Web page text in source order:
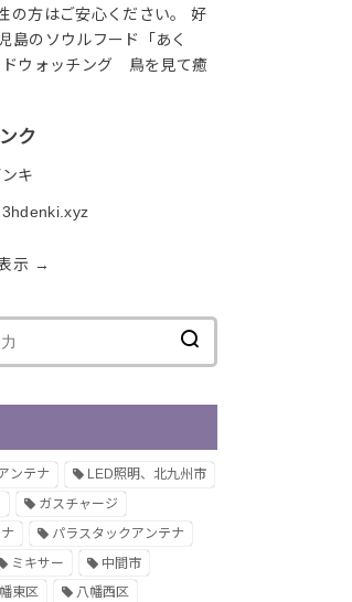
の方はご安心ください。 好
島のソウルフード「あく
ドウォッチング 鳥を見て癒
ク
キ
示 →
ンテナ
LED照明、北九州市
ガスチャージ
パラスタックアンテナ
ミキサー
中間市
東区
八幡西区